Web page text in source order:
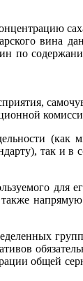
вина
по
(как
так и в
для
общей